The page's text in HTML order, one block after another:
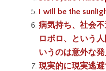
I will be the
病気持ち、社会
ロボロ、という
いうのは意外な
現実的に現実逃